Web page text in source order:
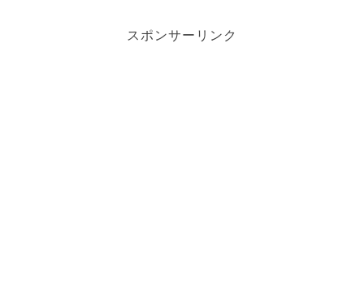
スポンサーリンク